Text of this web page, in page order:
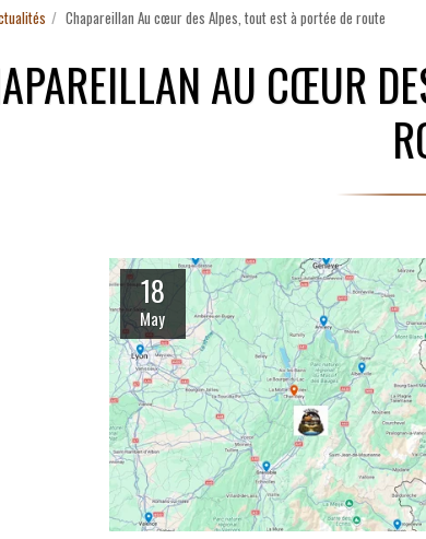
Chapareillan Au cœur des Alpes, tout est à portée de route
AU CŒUR
18
May